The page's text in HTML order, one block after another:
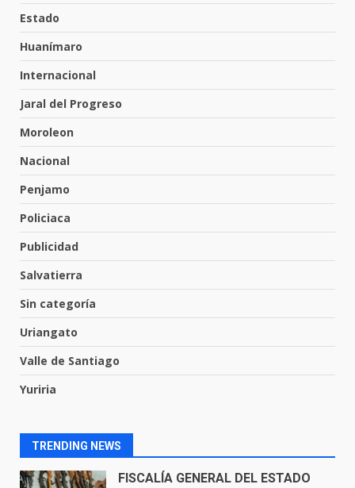
Estado
Huanímaro
Internacional
Jaral del Progreso
Moroleon
Nacional
Penjamo
Policiaca
Publicidad
Salvatierra
Sin categoría
Uriangato
Valle de Santiago
Yuriria
TRENDING NEWS
5
tabiquera
6
Emboscada a policías en Yuriria
31 de julio de 2026
7
30 de julio de 2026
1
El Pbro. Mario Alberto Pérez
parroquia de Guarapo
2
FISCALÍA GENERAL DEL ESTADO
FUEGO A LA SECRETARÍA DE LA
DEFENSA NACIONAL
5 de agosto de 2026